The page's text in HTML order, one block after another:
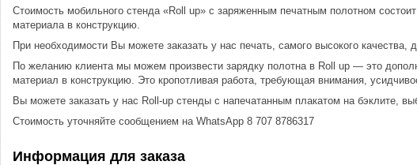
Стоимость мобильного стенда «Roll up» с заряженным печатным полотном
материала в конструкцию.
При необходимости Вы можете заказать у нас печать, самого высокого качества,
По желанию клиента мы можем произвести зарядку полотна в Roll up ― это
материал в конструкцию. Это кропотливая работа, требующая внимания,
Вы можете заказать у нас Roll-up стенды с напечатанным плакатом на бэклите,
Стоимость уточняйте сообщением на WhatsApp 8 707 8786317
Информация для заказа